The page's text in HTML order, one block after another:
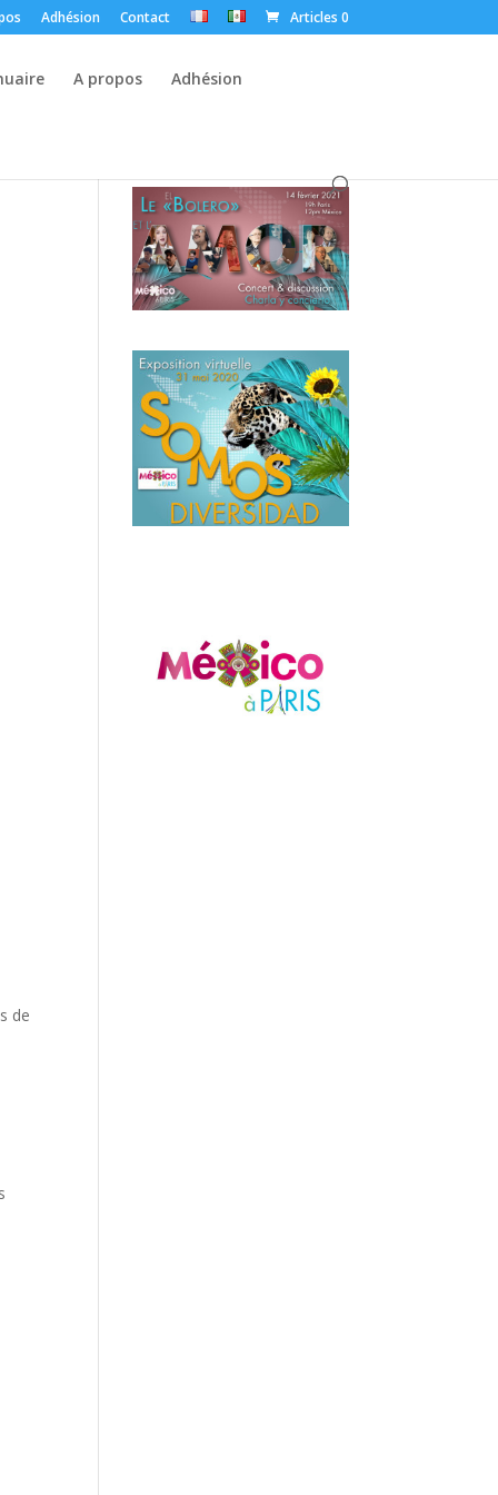
Adhésion Contact Articles 0
A propos Adhésion
de